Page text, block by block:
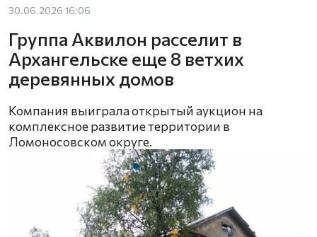
30.06.2026 16:06
Группа Аквилон расселит в
Архангельске еще 8 ветхих
деревянных домов
Компания выиграла открытый аукцион на
комплексное развитие территории в
Ломоносовском округе.